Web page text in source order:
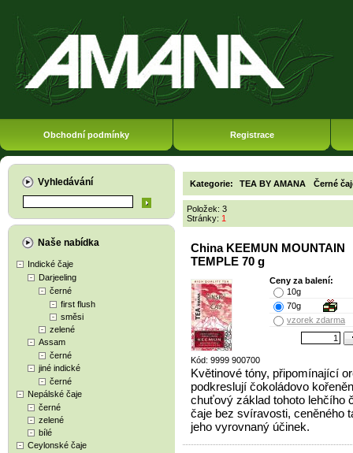
Obchodní podmínky Registrace
Vyhledávání
Naše nabídka
Indické čaje
Darjeeling
černé
first flush
směsi
zelené
Assam
černé
jiné indické
černé
Nepálské čaje
černé
zelené
bílé
Ceylonské čaje
Kategorie: TEA BY AMANA Černé
Položek: 3
Stránky: 1
China KEEMUN MOUNTAIN
TEMPLE 70 g
Kód: 9999 900700
Ceny za balení:
10g
70g
vzorek zdarma
Květinové tóny, připomínající
podkreslují čokoládovo
chuťový základ tohoto lehčího
čaje bez svíravosti, ceněného
jeho vyrovnaný účinek.